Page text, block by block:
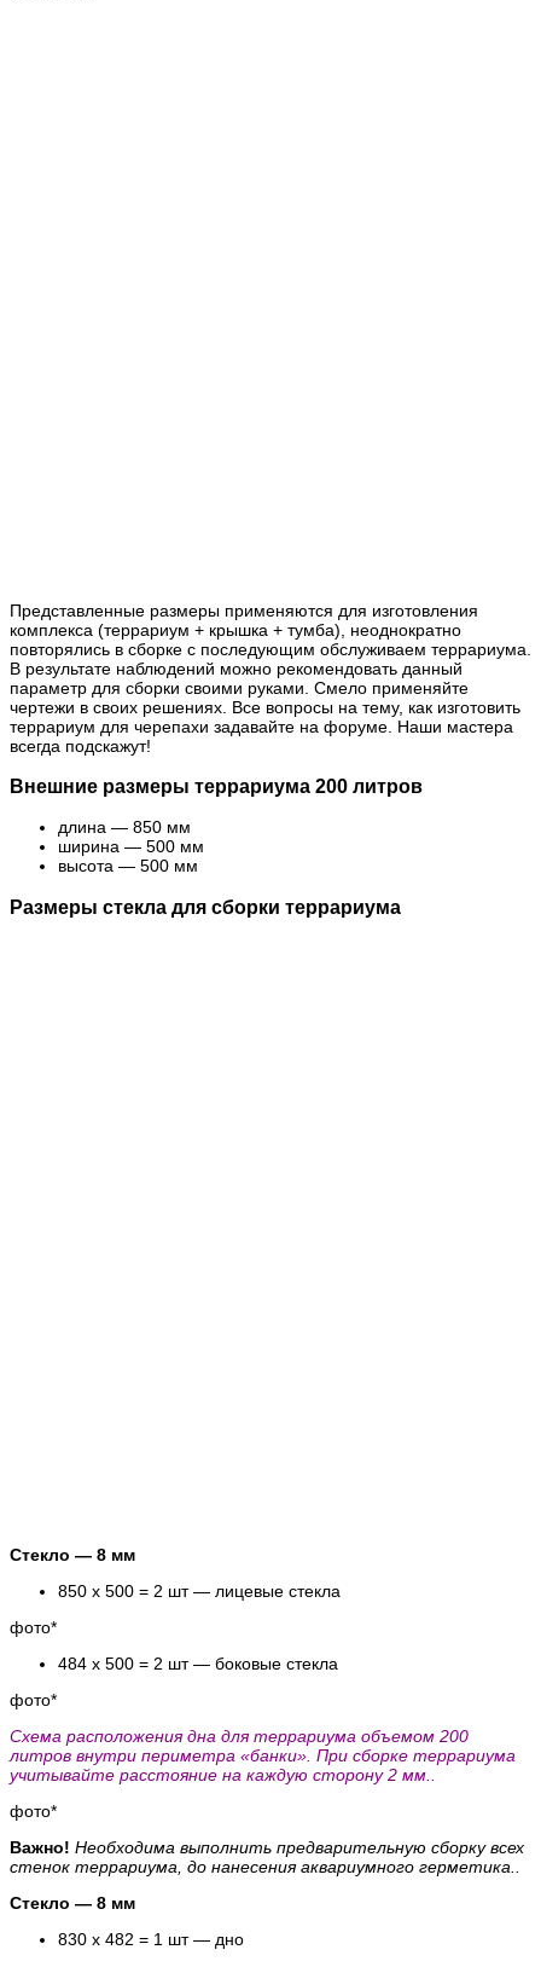
Представленные размеры применяются для изготовления
комплекса (террариум + крышка + тумба), неоднократно
повторялись в сборке с последующим обслуживаем террариума.
В результате наблюдений можно рекомендовать данный
параметр для сборки своими руками. Смело применяйте
чертежи в своих решениях. Все вопросы на тему, как изготовить
террариум для черепахи задавайте на форуме. Наши мастера
всегда подскажут!
Внешние размеры террариума 200 литров
длина — 850 мм
ширина — 500 мм
высота — 500 мм
Размеры стекла для сборки террариума
Стекло — 8 мм
850 х 500 = 2 шт — лицевые стекла
фото*
484 х 500 = 2 шт — боковые стекла
фото*
Схема расположения дна для террариума объемом 200
литров внутри периметра «банки». При сборке террариума
учитывайте расстояние на каждую сторону 2 мм..
фото*
Важно! Необходима выполнить предварительную сборку всех
стенок террариума, до нанесения аквариумного герметика..
Стекло — 8 мм
830 х 482 = 1 шт — дно